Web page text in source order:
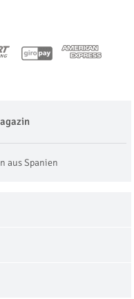
aus Spanien